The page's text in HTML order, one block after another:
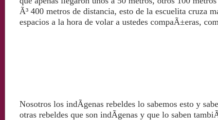
Ã³ 400 metros de distancia, esto de la escuelita cruza
espacios a la hora de volar a ustedes compaÃ±eras,
Nosotros los indÃ­genas rebeldes lo sabemos esto y
otras rebeldes que son indÃ­genas y que lo saben